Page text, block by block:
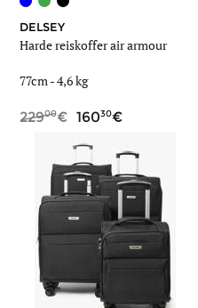
DELSEY
Harde reiskoffer air armour
77cm -4,6 kg
22900 16030